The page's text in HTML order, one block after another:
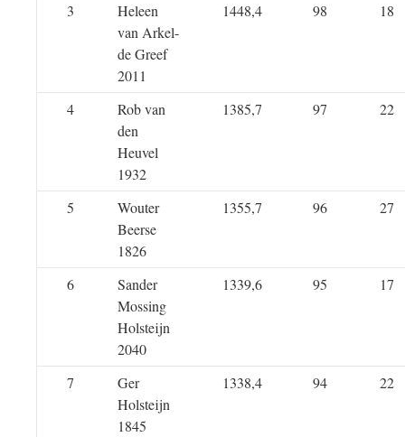
3
Heleen
van Arkel-
de Greef
2011
1448,4 98 18
4
Rob van
den
Heuvel
1932
1385,7 97 22
5
Wouter
Beerse
1826
1355,7 96 27
6
Sander
Mossing
Holsteijn
2040
1339,6 95 17
7
Ger
Holsteijn
1845
1338,4 94 22